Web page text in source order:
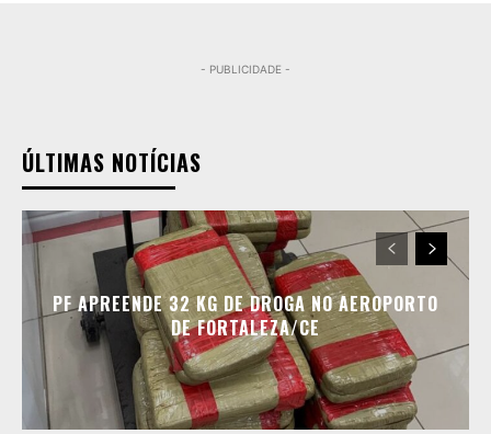
- PUBLICIDADE -
ÚLTIMAS NOTÍCIAS
PF APREENDE 32 KG DE DROGA NO AEROPORTO
DE FORTALEZA/CE